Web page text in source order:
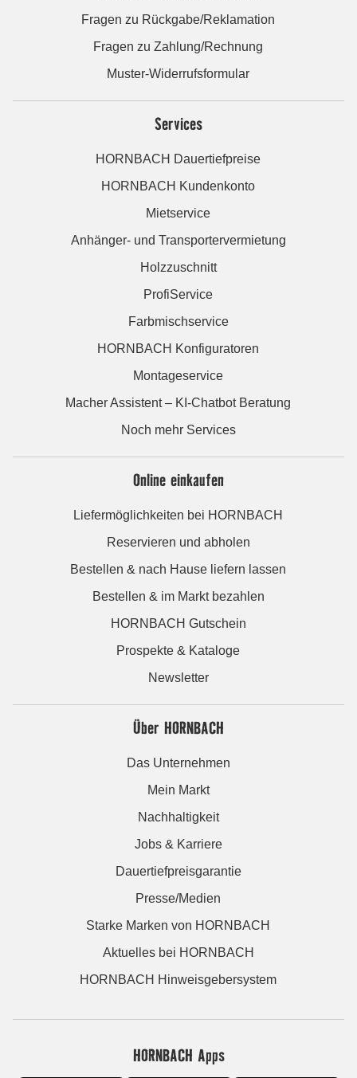
Fragen zu Rückgabe/Reklamation
Fragen zu Zahlung/Rechnung
Muster-Widerrufsformular
Services
HORNBACH Dauertiefpreise
HORNBACH Kundenkonto
Mietservice
Anhänger- und Transportervermietung
Holzzuschnitt
ProfiService
Farbmischservice
HORNBACH Konfiguratoren
Montageservice
Macher Assistent – KI-Chatbot Beratung
Noch mehr Services
Online einkaufen
Liefermöglichkeiten bei HORNBACH
Reservieren und abholen
Bestellen & nach Hause liefern lassen
Bestellen & im Markt bezahlen
HORNBACH Gutschein
Prospekte & Kataloge
Newsletter
Über HORNBACH
Das Unternehmen
Mein Markt
Nachhaltigkeit
Jobs & Karriere
Dauertiefpreisgarantie
Presse/Medien
Starke Marken von HORNBACH
Aktuelles bei HORNBACH
HORNBACH Hinweisgebersystem
HORNBACH Apps